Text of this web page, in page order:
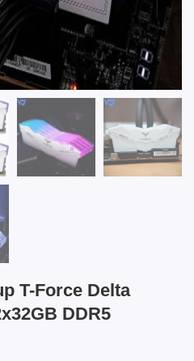
T-Force Delta
DDR5